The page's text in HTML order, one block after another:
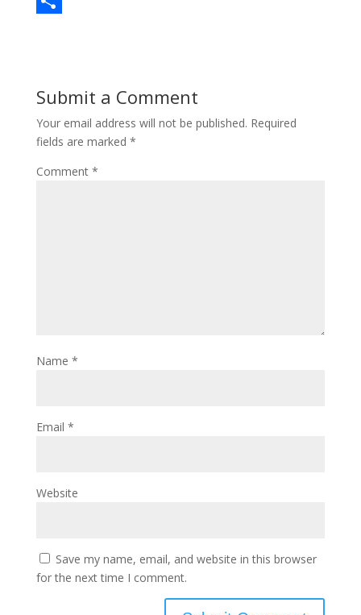
o
k
d
o
lr
e
Submit a Comment
Your email address will not be published. Required
fields are marked *
Comment *
Name *
Email *
Website
Save my name, email, and website in this browser
for the next time I comment.